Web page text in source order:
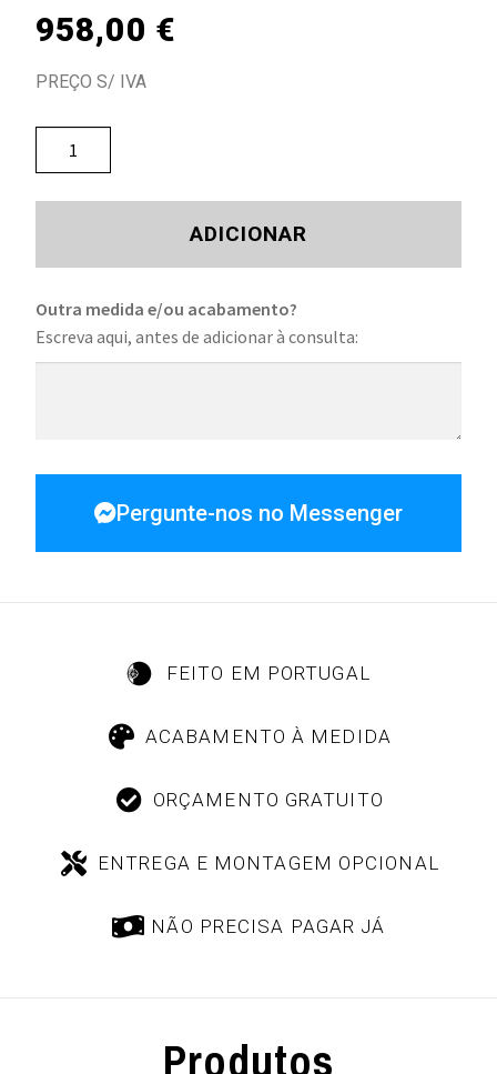
958,00 €
PREÇO S/ IVA
ADICIONAR
Outra medida e/ou acabamento?
Escreva aqui, antes de adicionar à consulta:
Pergunte-nos no Messenger
FEITO EM PORTUGAL
ACABAMENTO À MEDIDA
ORÇAMENTO GRATUITO
ENTREGA E MONTAGEM OPCIONAL
NÃO PRECISA PAGAR JÁ
Produtos